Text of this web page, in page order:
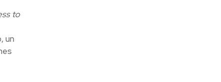
to
un